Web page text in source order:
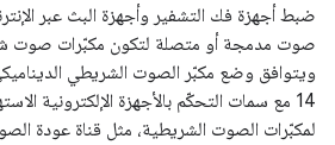
ضبط أجهزة فك التشفير وأجهزة البث عبر
صوت مدمجة أو متصلة لتكون مكبّرات صوت